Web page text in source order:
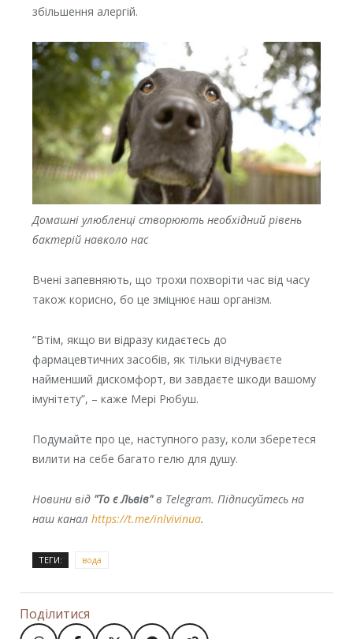
збільшення алергій.
Домашні улюбленці створюють необхідний рівень
бактерій навколо нас
Вчені запевняють, що трохи похворіти час від часу
також корисно, бо це зміцнює наш організм.
“Втім, якщо ви відразу кидаєтесь до
фармацевтичних засобів, як тільки відчуваєте
найменший дискомфорт, ви завдаєте шкоди вашому
імунітету”, – каже Мері Рюбуш.
Подумайте про це, наступного разу, коли зберетеся
вилити на себе багато гелю для душу.
Новини від "То є Львів"в Telegram. Підписуйтесь на
наш канал https://t.me/inlvivinua.
ТЕГИ: вода
Поділитися